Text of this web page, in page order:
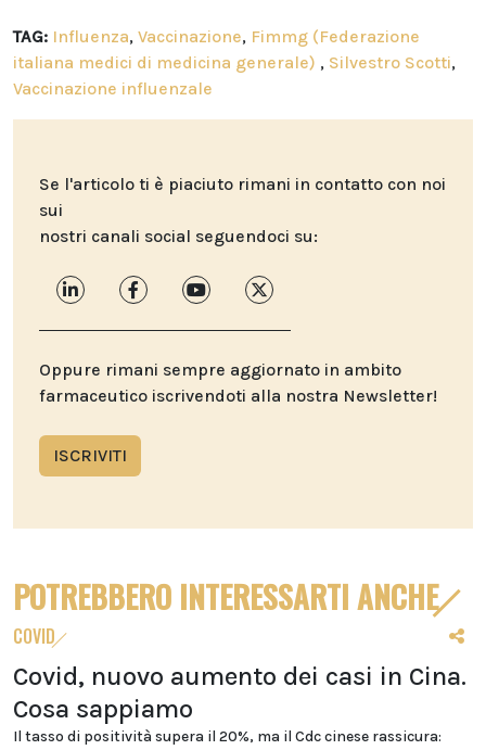
TAG: Influenza, Vaccinazione, Fimmg (Federazione
italiana medici di medicina generale) , Silvestro Scotti,
Vaccinazione influenzale
Se l'articolo ti è piaciuto rimani in contatto con noi
sui
nostri canali social seguendoci su:
Oppure rimani sempre aggiornato in ambito
farmaceutico iscrivendoti alla nostra Newsletter!
ISCRIVITI
POTREBBERO INTERESSARTI ANCHE
COVID
Covid, nuovo aumento dei casi in Cina.
Cosa sappiamo
Il tasso di positività supera il 20%, ma il Cdc cinese rassicura: